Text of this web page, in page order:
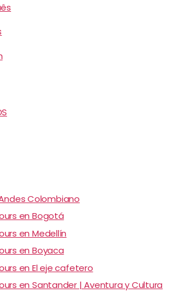
Colombiano
en Bogotá
en Medellín
en Boyaca
en El eje cafetero
en Santander | Aventura y Cultura